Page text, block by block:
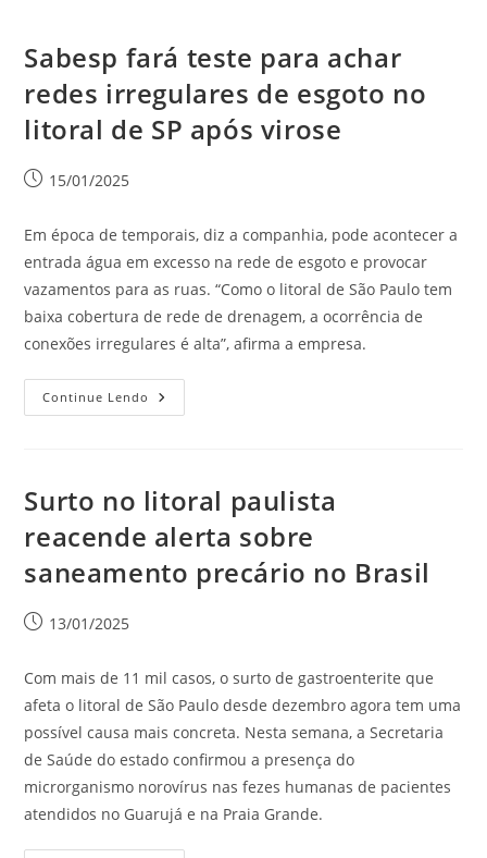
Sabesp fará teste para achar
redes irregulares de esgoto no
litoral de SP após virose
15/01/2025
Em época de temporais, diz a companhia, pode acontecer a
entrada água em excesso na rede de esgoto e provocar
vazamentos para as ruas. “Como o litoral de São Paulo tem
baixa cobertura de rede de drenagem, a ocorrência de
conexões irregulares é alta”, afirma a empresa.
Continue Lendo
Surto no litoral paulista
reacende alerta sobre
saneamento precário no Brasil
13/01/2025
Com mais de 11 mil casos, o surto de gastroenterite que
afeta o litoral de São Paulo desde dezembro agora tem uma
possível causa mais concreta. Nesta semana, a Secretaria
de Saúde do estado confirmou a presença do
microrganismo norovírus nas fezes humanas de pacientes
atendidos no Guarujá e na Praia Grande.